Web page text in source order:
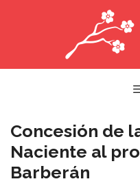
Concesión de
Naciente al
Barberán